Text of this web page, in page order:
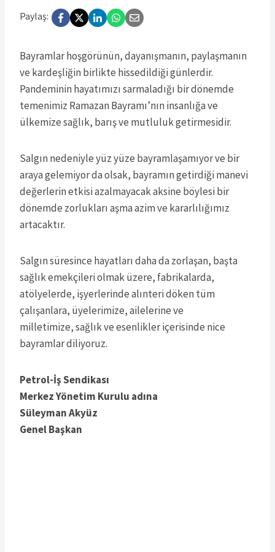
Paylaş:
Bayramlar hoşgörünün, dayanışmanın, paylaşmanın
ve kardeşliğin birlikte hissedildiği günlerdir.
Pandeminin hayatımızı sarmaladığı bir dönemde
temenimiz Ramazan Bayramı’nın insanlığa ve
ülkemize sağlık, barış ve mutluluk getirmesidir.
Salgın nedeniyle yüz yüze bayramlaşamıyor ve bir
araya gelemiyor da olsak, bayramın getirdiği manevi
değerlerin etkisi azalmayacak aksine böylesi bir
dönemde zorlukları aşma azim ve kararlılığımız
artacaktır.
Salgın süresince hayatları daha da zorlaşan, başta
sağlık emekçileri olmak üzere, fabrikalarda,
atölyelerde, işyerlerinde alınteri döken tüm
çalışanlara, üyelerimize, ailelerine ve
milletimize, sağlık ve esenlikler içerisinde nice
bayramlar diliyoruz.
Petrol-İş Sendikası
Merkez Yönetim Kurulu adına
Süleyman Akyüz
Genel Başkan